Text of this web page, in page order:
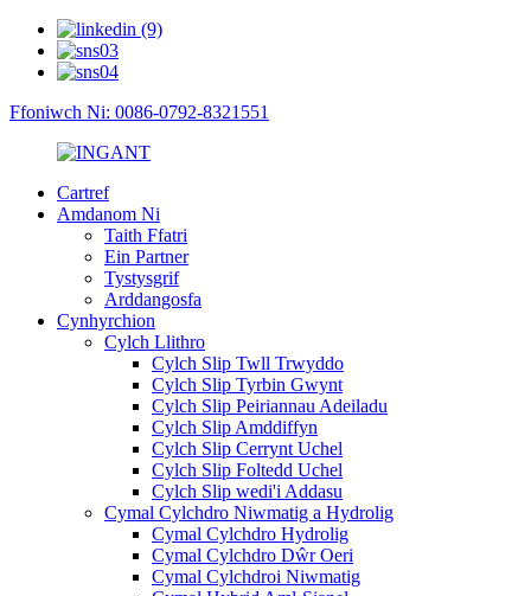
Ffoniwch Ni: 0086-0792-8321551
Cartref
Amdanom Ni
Taith Ffatri
Ein Partner
Tystysgrif
Arddangosfa
Cynhyrchion
Cylch Llithro
Cylch Slip Twll Trwyddo
Cylch Slip Tyrbin Gwynt
Cylch Slip Peiriannau Adeiladu
Cylch Slip Amddiffyn
Cylch Slip Cerrynt Uchel
Cylch Slip Foltedd Uchel
Cylch Slip wedi'i Addasu
Cymal Cylchdro Niwmatig a Hydrolig
Cymal Cylchdro Hydrolig
Cymal Cylchdro Dŵr Oeri
Cymal Cylchdroi Niwmatig